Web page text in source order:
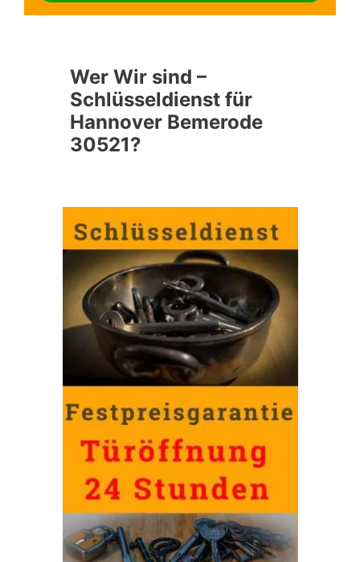
Wer Wir sind –
Schlüsseldienst für
Hannover Bemerode
30521?